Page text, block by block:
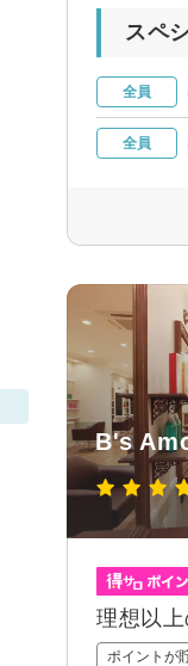
スペ
全員
全員
B's
理想以
ポイントが